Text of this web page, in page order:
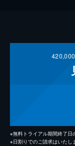
420,000
※無料トライアル期間終了日
※日割りでのご請求はいたし